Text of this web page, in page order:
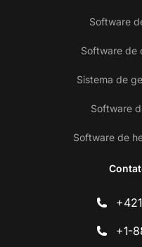
Software
Software de
Sistema de
Software
Software de
+1-